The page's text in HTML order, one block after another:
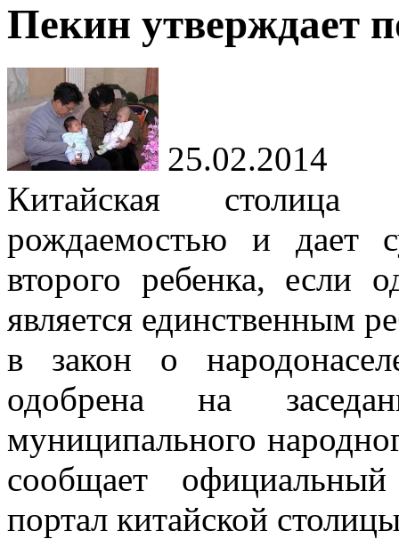
Пекин утверждает
25.02.2014
Китайская столица
рождаемостью и дает
второго ребенка, если
является единственным
в закон о
одобрена на
муниципального
сообщает
портал китайской